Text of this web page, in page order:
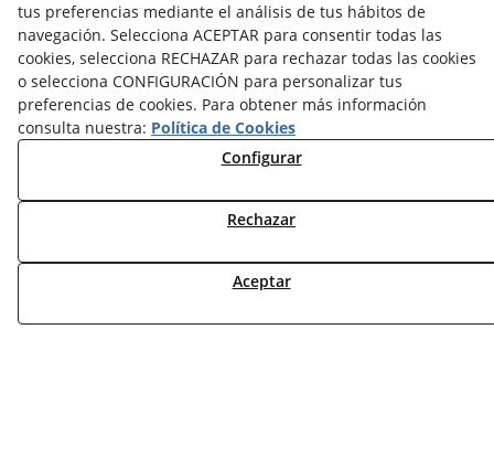
NOTICIAS FOTOVOLTAICA
NOTICIAS CLIMATIZACIÓN
NOTICIAS CALEFACCIÓN
NOTICIAS BIOMASA
NOTICIAS ACS
TARIFAS FABRICANTES
tus preferencias mediante el análisis de tus hábitos de
navegación. Selecciona ACEPTAR para consentir todas las
cookies, selecciona RECHAZAR para rechazar todas las cookies
o selecciona CONFIGURACIÓN para personalizar tus
preferencias de cookies. Para obtener más información
consulta nuestra: Política de Cookies
Configurar
Rechazar
Aceptar